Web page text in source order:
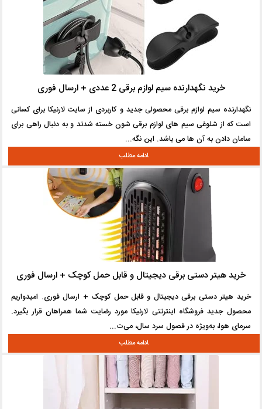
خرید نگهدارنده سیم لوازم برقی 2 عددی + ارسال فوری
نگهدارنده سیم لوازم برقی محصولی جدید و کاربردی از سایت لارنیکا برای کسانی
است که از شلوغی سیم های لوازم برقی شون خسته شدند و به دنبال راهی برای
سامان دادن به آن ها می باشد. این نگه...
خرید هیتر دستی برقی دیجیتال و قابل حمل کوچک + ارسال فوری
خرید هیتر دستی برقی دیجیتال و قابل حمل کوچک + ارسال فوری. امیدواریم
محصول جدید فروشگاه اینترنتی لارنیکا مورد رضایت شما همراهان قرار بگیرد.
سرمای هوا، به‌ویژه در فصول سرد سال، می‌ت...